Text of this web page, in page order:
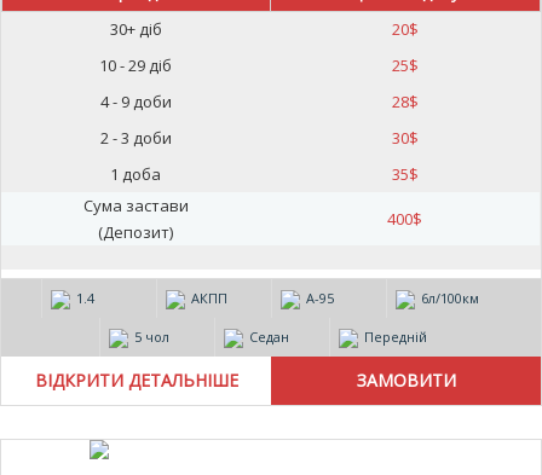
30+ діб
20$
10 - 29 діб
25$
4 - 9 доби
28$
2 - 3 доби
30$
1 доба
35$
Сума застави
(Депозит)
400$
1.4 АКПП А-95 6л/100км
5 чол Седан Передній
ВІДКРИТИ ДЕТАЛЬНІШЕ